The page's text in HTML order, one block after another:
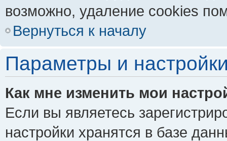
возможно, удаление cookies
Вернуться к началу
Параметры и
Как мне изменить мои
Если вы являетесь
настройки хранятся в базе